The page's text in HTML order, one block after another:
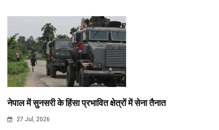
नेपाल में सुनसरी के हिंसा प्रभावित क्षेत्रों में सेना तैनात
27 Jul, 2026